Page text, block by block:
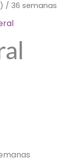
/ 36 semanas